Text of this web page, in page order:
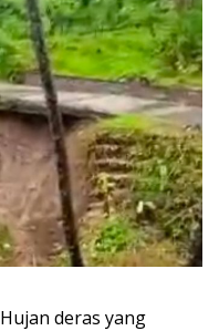
Hujan deras yang